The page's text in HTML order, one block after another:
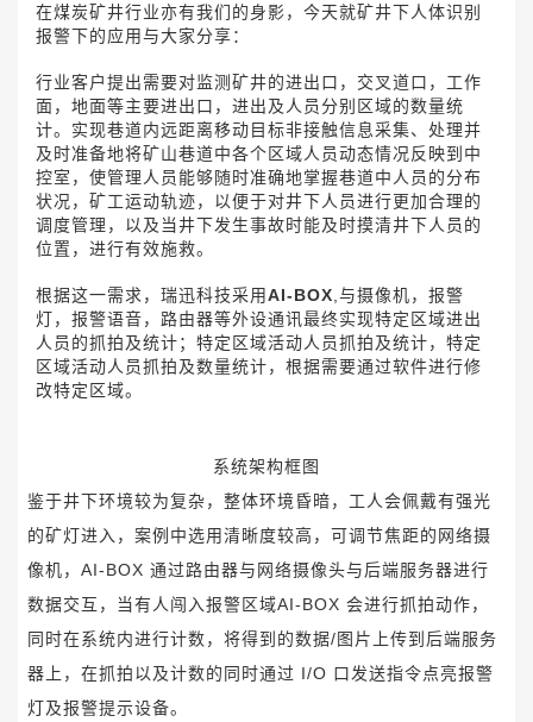
在煤炭矿井行业亦有我们的身影，今天就矿井下人体识别
报警下的应用与大家分享：
行业客户提出需要对监测矿井的进出口，交叉道口，工作
面，地面等主要进出口，进出及人员分别区域的数量统
计。实现巷道内远距离移动目标非接触信息采集、处理并
及时准备地将矿山巷道中各个区域人员动态情况反映到中
控室，使管理人员能够随时准确地掌握巷道中人员的分布
状况，矿工运动轨迹，以便于对井下人员进行更加合理的
调度管理，以及当井下发生事故时能及时摸清井下人员的
位置，进行有效施救。
根据这一需求，瑞迅科技采用AI-BOX,与摄像机，报警
灯，报警语音，路由器等外设通讯最终实现特定区域进出
人员的抓拍及统计；特定区域活动人员抓拍及统计，特定
区域活动人员抓拍及数量统计，根据需要通过软件进行修
改特定区域。
系统架构框图
鉴于井下环境较为复杂，整体环境昏暗，工人会佩戴有强光
的矿灯进入，案例中选用清晰度较高，可调节焦距的网络摄
像机，AI-BOX 通过路由器与网络摄像头与后端服务器进行
数据交互，当有人闯入报警区域AI-BOX 会进行抓拍动作，
同时在系统内进行计数，将得到的数据/图片上传到后端服务
器上，在抓拍以及计数的同时通过 I/O 口发送指令点亮报警
灯及报警提示设备。